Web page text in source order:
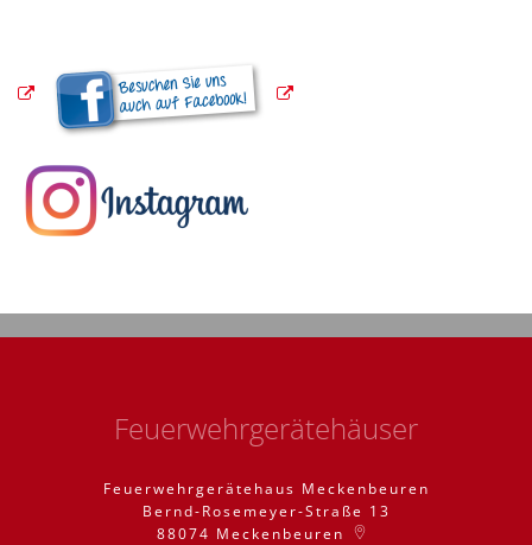
Feuerwehrgerätehäuser
Feuerwehrgerätehaus Meckenbeuren
Bernd-Rosemeyer-Straße 13
88074 Meckenbeuren